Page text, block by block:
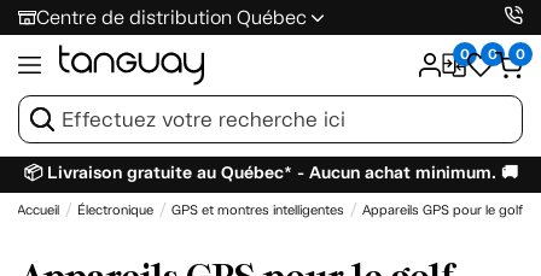
Centre de distribution Québec
0 0 0
📦 Livraison gratuite au Québec* - Aucun achat minimum. 🚚
Accueil Électronique GPS et montres intelligentes Appareils GPS pour le golf